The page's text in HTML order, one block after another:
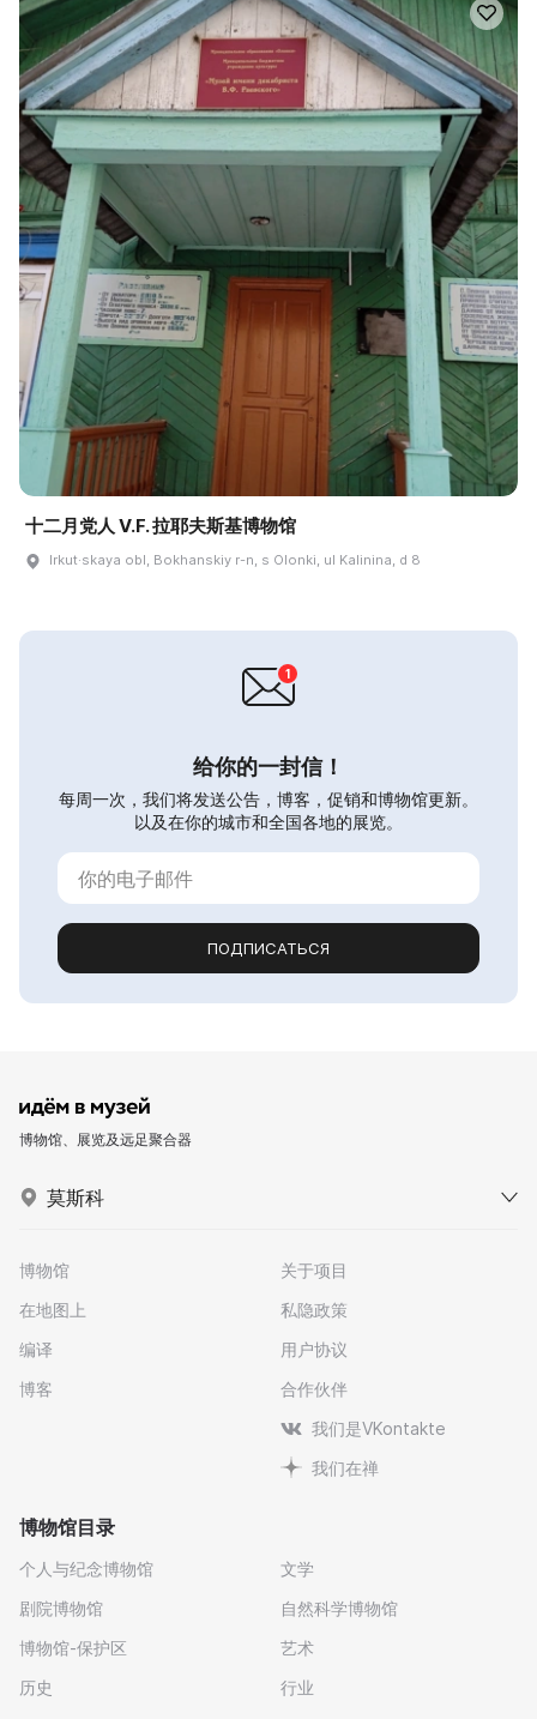
十二月党人 V.F. 拉耶夫斯基博物馆
Irkut·skaya obl, Bokhanskiy r-n, s Olonki, ul Kalinina, d 8
给你的一封信！
每周一次，我们将发送公告，博客，促销和博物馆更新。
以及在你的城市和全国各地的展览。
ПОДПИСАТЬСЯ
博物馆、展览及远足聚合器
莫斯科
博物馆
在地图上
编译
博客
关于项目
私隐政策
用户协议
合作伙伴
我们是VKontakte
我们在禅
博物馆目录
个人与纪念博物馆
剧院博物馆
博物馆-保护区
历史
文学
自然科学博物馆
艺术
行业